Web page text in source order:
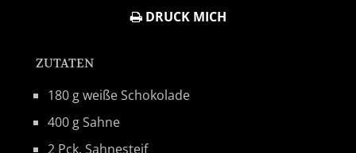
DRUCK MICH
ZUTATEN
180 g weiße Schokolade
400 g Sahne
2 Pck. Sahnesteif